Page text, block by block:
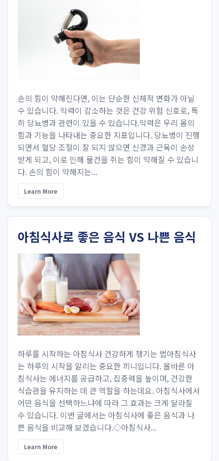
손의 힘이 약해진다면, 이는 단순한 신체적 변화가 아닐
수 있습니다. 악력이 감소하는 것은 건강 위험 신호로, 특
히 당뇨병과 관련이 있을 수 있습니다.악력은 우리 몸의
힘과 기능을 나타내는 중요한 지표입니다. 당뇨병이 진행
되면서 혈당 조절이 잘 되지 않으면 신경과 근육이 손상
받게 되고, 이로 인해 물건을 쥐는 힘이 약해질 수 있습니
다. 손의 힘이 약해지는...
Learn More
아침식사로 좋은 음식 VS 나쁜 음식
하루를 시작하는 아침식사 건강하게 챙기는 법아침식사
는 하루의 시작을 알리는 중요한 끼니입니다. 올바른 아
침식사는 에너지를 공급하고, 집중력을 높이며, 건강한
식습관을 유지하는 데 큰 역할을 하는데요. 아침식사에서
어떤 음식을 선택하느냐에 따라 그 효과는 크게 달라질
수 있습니다. 이번 글에서는 아침식사에 좋은 음식과 나
쁜 음식을 비교해 보겠습니다.◇아침식사...
Learn More